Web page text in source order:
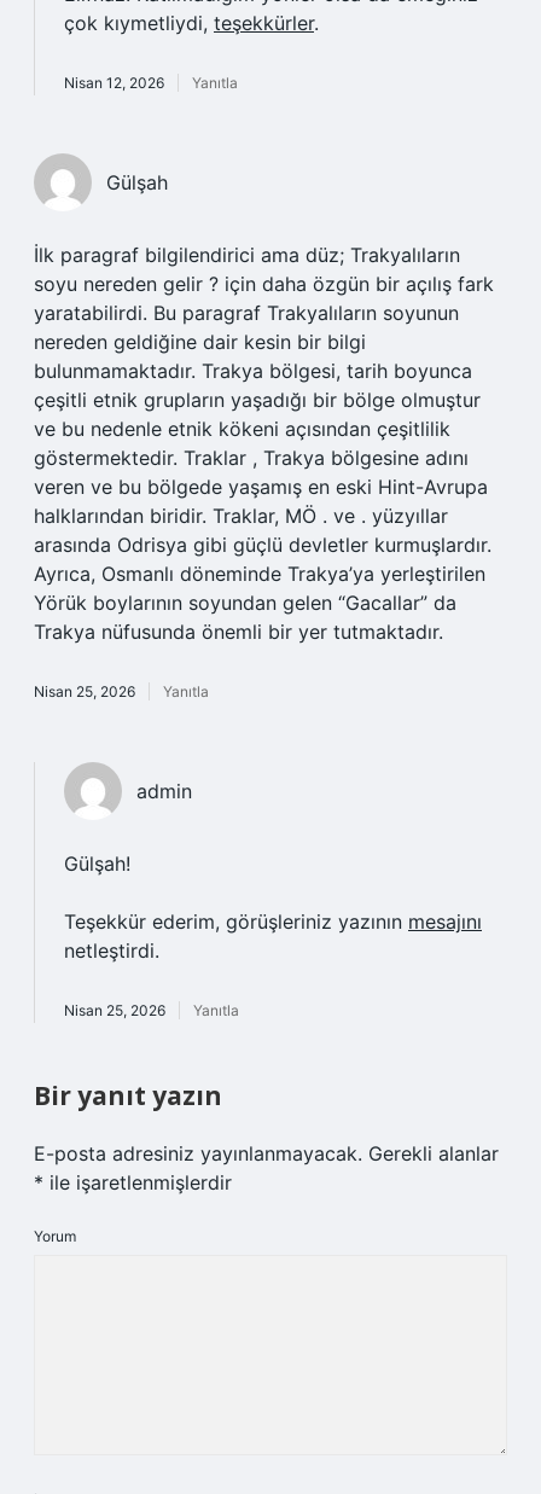
çok kıymetliydi, teşekkürler.
Nisan 12, 2026 Yanıtla
Gülşah
İlk paragraf bilgilendirici ama düz; Trakyalıların
soyu nereden gelir ? için daha özgün bir açılış fark
yaratabilirdi. Bu paragraf Trakyalıların soyunun
nereden geldiğine dair kesin bir bilgi
bulunmamaktadır. Trakya bölgesi, tarih boyunca
çeşitli etnik grupların yaşadığı bir bölge olmuştur
ve bu nedenle etnik kökeni açısından çeşitlilik
göstermektedir. Traklar , Trakya bölgesine adını
veren ve bu bölgede yaşamış en eski Hint-Avrupa
halklarından biridir. Traklar, MÖ . ve . yüzyıllar
arasında Odrisya gibi güçlü devletler kurmuşlardır.
Ayrıca, Osmanlı döneminde Trakya’ya yerleştirilen
Yörük boylarının soyundan gelen “Gacallar” da
Trakya nüfusunda önemli bir yer tutmaktadır.
Nisan 25, 2026 Yanıtla
admin
Gülşah!
Teşekkür ederim, görüşleriniz yazının mesajını
netleştirdi.
Nisan 25, 2026 Yanıtla
Bir yanıt yazın
E-posta adresiniz yayınlanmayacak. Gerekli alanlar
* ile işaretlenmişlerdir
Yorum